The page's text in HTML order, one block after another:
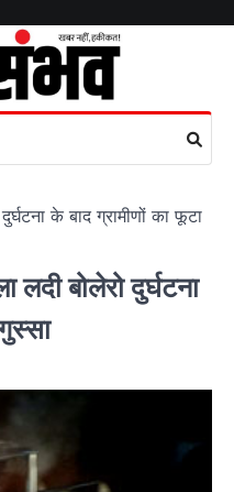
के बाद ग्रामीणों का फूटा
बोलेरो दुर्घटना